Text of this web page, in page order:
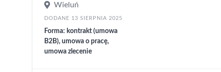
Wieluń
DODANE 13 SIERPNIA 2025
Forma: kontrakt (umowa
B2B), umowa o pracę,
umowa zlecenie